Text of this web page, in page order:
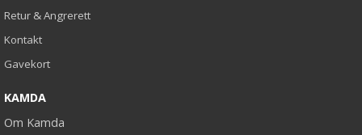
Retur & Angrerett
Kontakt
Gavekort
KAMDA
Om Kamda